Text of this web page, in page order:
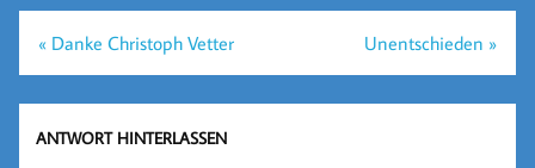
Beitragsnavigation
« Danke Christoph Vetter Unentschieden »
ANTWORT HINTERLASSEN